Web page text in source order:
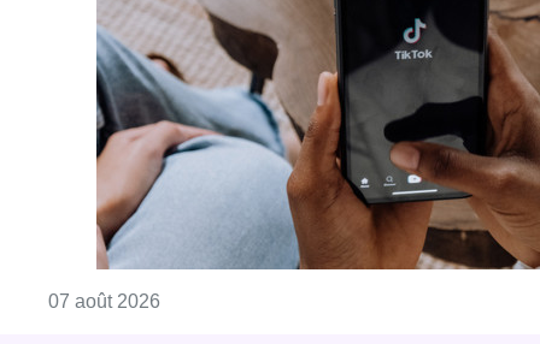
07 août 2026